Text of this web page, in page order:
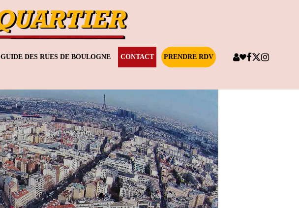
GUIDE DES RUES DE BOULOGNE CONTACT PRENDRE RDV